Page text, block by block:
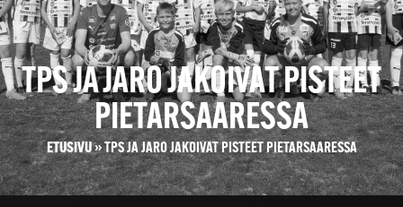
TPS JA JARO JAKOIVAT PISTEET
PIETARSAARESSA
ETUSIVU»TPS JA JARO JAKOIVAT PISTEET PIETARSAARESSA